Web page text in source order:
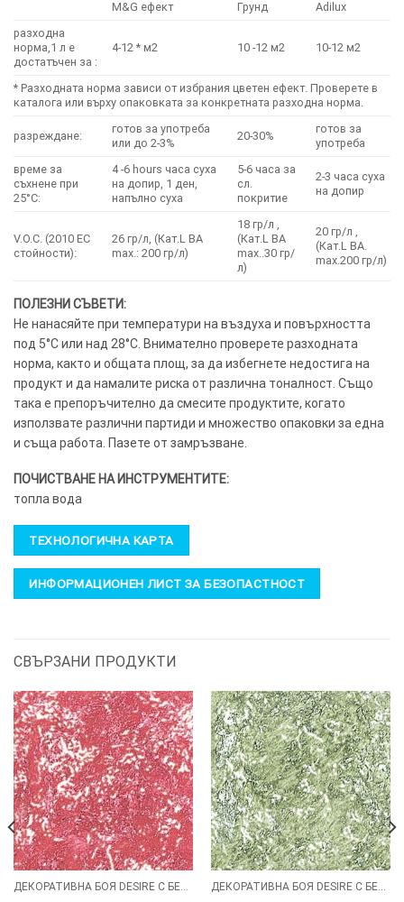
M&G ефект Грунд
Adilux
разходна
норма,1 л е
достатъчен за :
4-12 * м2 10 -12 м2 10-12 м2
* Разходната норма зависи от избрания цветен ефект. Проверете в
каталога или върху опаковката за конкретната разходна норма.
разреждане:
готов за употреба
или до 2-3%
20-30%
готов за
употреба
време за
съхнене при
25°C:
4 -6 hours часа суха
на допир, 1 ден,
напълно суха
5-6 часа за
сл.
покритие
2-3 часа суха
на допир
V.O.C. (2010 EC
стойности):
26 гр/л, (Кат.L BA
max.: 200 гр/л)
18 гр/л ,
(Кат.L BA
max..30 гр/
л)
20 гр/л ,
(Кат.L BA.
max.200 гр/л)
ПОЛЕЗНИ СЪВЕТИ:
Не нанасяйте при температури на въздуха и повърхността
под 5°C или над 28°C. Внимателно проверете разходната
норма, както и общата площ, за да избегнете недостига на
продукт и да намалите риска от различна тоналност. Също
така е препоръчително да смесите продуктите, когато
използвате различни партиди и множество опаковки за една
и съща работа. Пазете от замръзване.
ПОЧИСТВАНЕ НА ИНСТРУМЕНТИТЕ:
топла вода
ТЕХНОЛОГИЧНА КАРТА
ИНФОРМАЦИОНЕН ЛИСТ ЗА БЕЗОПАСТНОСТ
СВЪРЗАНИ ПРОДУКТИ
ДЕКОРАТИВНА БОЯ DESIRE С БЕЛИ СИЛИКОНОВИ ЧАСТИЦИ ДЕКОРАТИВНА БОЯ DESIRE С БЕЛИ СИЛИКОНОВИ ЧАСТИЦИ